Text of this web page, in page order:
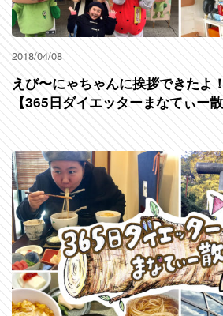
2018/04/08
えび〜にゃちゃんに挨拶できたよ
【365日ダイエッターまなてぃー